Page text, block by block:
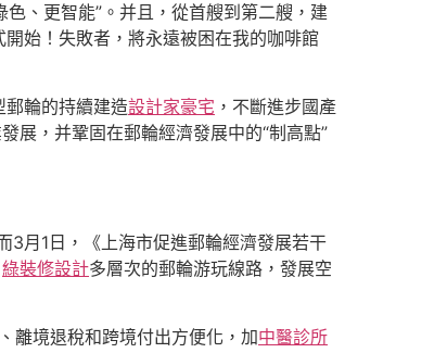
、更智能”。并且，從首艘到第二艘，建
始！失敗者，將永遠被困在我的咖啡館
輪的持續建造設計家豪宅 ，不斷進步國產
展，并鞏固在郵輪經濟發展中的“制高點”
3月1日，《上海市促進郵輪經濟發展若干
綠裝修設計多層次的郵輪游玩線路，發展空
離境退稅和跨境付出方便化，加中醫診所